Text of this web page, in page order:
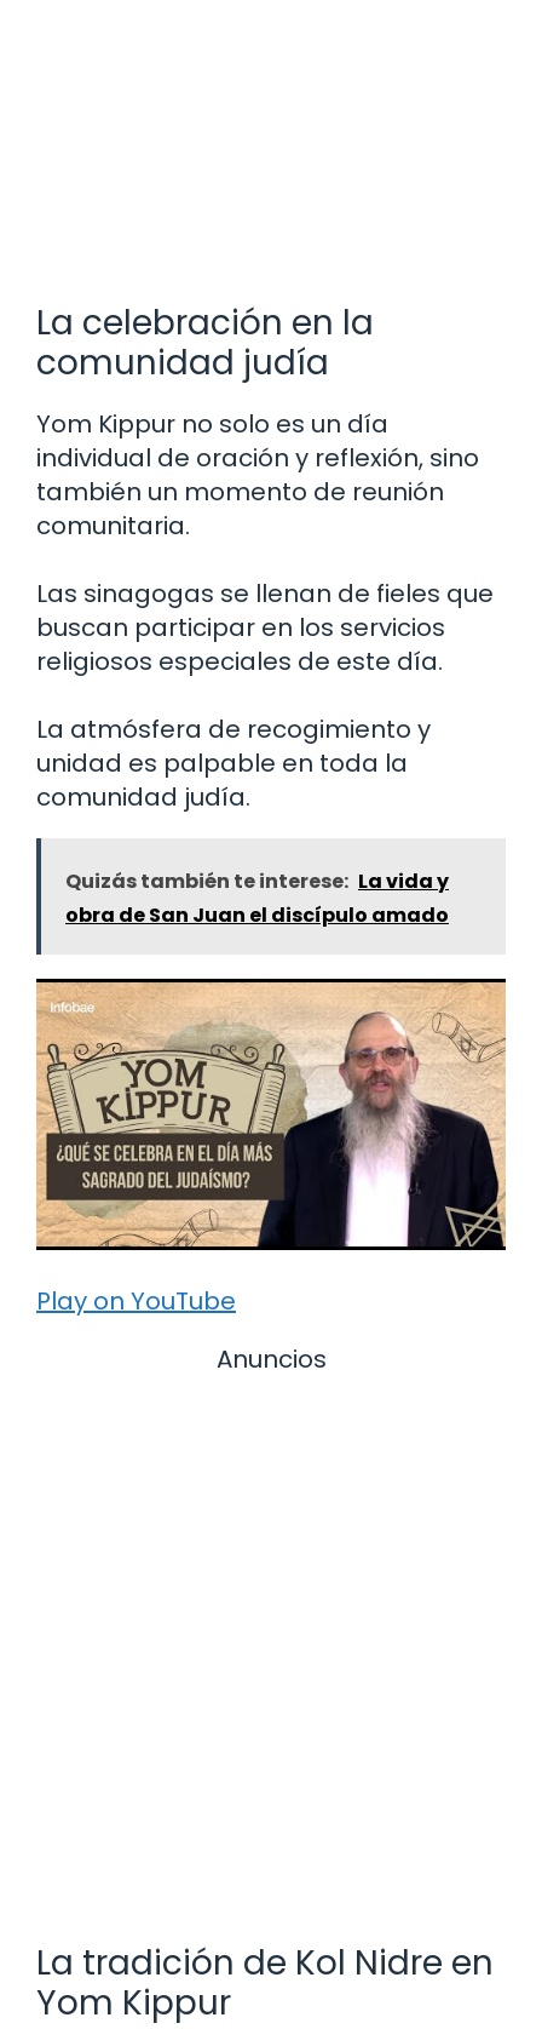
La celebración en la
comunidad judía
Yom Kippur no solo es un día
individual de oración y reflexión, sino
también un momento de reunión
comunitaria.
Las sinagogas se llenan de fieles que
buscan participar en los servicios
religiosos especiales de este día.
La atmósfera de recogimiento y
unidad es palpable en toda la
comunidad judía.
Quizás también te interese: La vida y
obra de San Juan el discípulo amado
Play on YouTube
Anuncios
La tradición de Kol Nidre en
Yom Kippur